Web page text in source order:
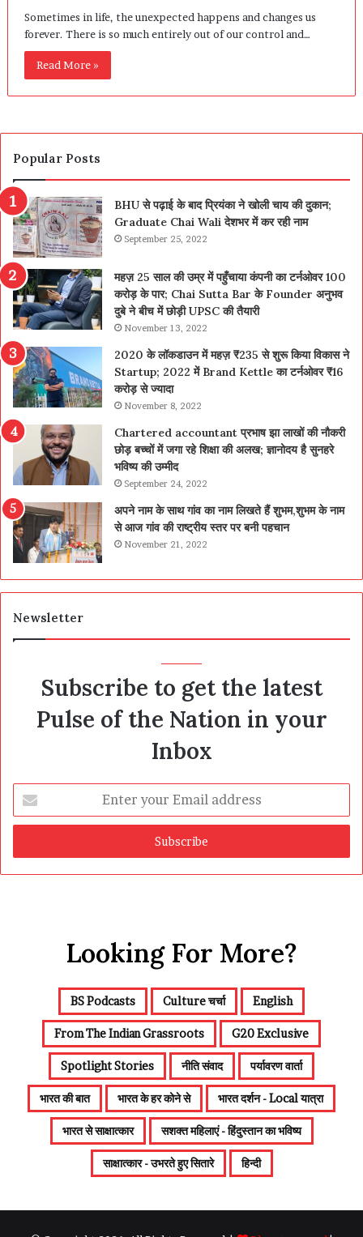
Sometimes in life, the unexpected happens and changes us
forever. There is so much entirely out of our control and…
Read More »
Popular Posts
BHU से पढ़ाई के बाद प्रियंका ने खोली चाय की दुकान;
Graduate Chai Wali देशभर में कर रही नाम
September 25, 2022
महज़ 25 साल की उम्र में पहुँचाया कंपनी का टर्नओवर 100
करोड़ के पार; Chai Sutta Bar के Founder अनुभव
दुबे ने बीच में छोड़ी UPSC की तैयारी
November 13, 2022
2020 के लॉकडाउन में महज़ ₹235 से शुरू किया विकास ने
Startup; 2022 में Brand Kettle का टर्नओवर ₹16
करोड़ से ज्यादा
November 8, 2022
Chartered accountant प्रभाष झा लाखों की नौकरी
छोड़ बच्चों में जगा रहे शिक्षा की अलख; ज्ञानोदय है सुनहरे
भविष्य की उम्मीद
September 24, 2022
अपने नाम के साथ गांव का नाम लिखते हैं शुभम,शुभम के नाम
से आज गांव की राष्ट्रीय स्तर पर बनी पहचान
November 21, 2022
Newsletter
Subscribe to get the latest
Pulse of the Nation in your
Inbox
your
Email
Looking For More?
BS Podcasts Culture चर्चा English
From The Indian Grassroots G20 Exclusive
Spotlight Stories नीति संवाद पर्यावरण वार्ता
भारत की बात भारत के हर कोने से भारत दर्शन - Local यात्रा
भारत से साक्षात्कार सशक्त महिलाएं - हिंदुस्तान का भविष्य
साक्षात्कार - उभरते हुए सितारे हिन्दी